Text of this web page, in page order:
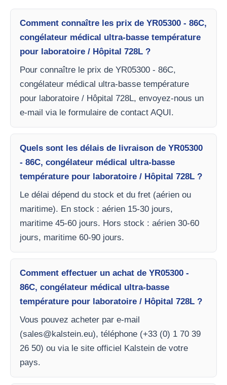
Comment connaître les prix de YR05300 - 86C,
congélateur médical ultra-basse température
pour laboratoire / Hôpital 728L ?
Pour connaître le prix de YR05300 - 86C,
congélateur médical ultra-basse température
pour laboratoire / Hôpital 728L, envoyez-nous un
e-mail via le formulaire de contact AQUI.
Quels sont les délais de livraison de YR05300
- 86C, congélateur médical ultra-basse
température pour laboratoire / Hôpital 728L ?
Le délai dépend du stock et du fret (aérien ou
maritime). En stock : aérien 15-30 jours,
maritime 45-60 jours. Hors stock : aérien 30-60
jours, maritime 60-90 jours.
Comment effectuer un achat de YR05300 -
86C, congélateur médical ultra-basse
température pour laboratoire / Hôpital 728L ?
Vous pouvez acheter par e-mail
(sales@kalstein.eu), téléphone (+33 (0) 1 70 39
26 50) ou via le site officiel Kalstein de votre
pays.